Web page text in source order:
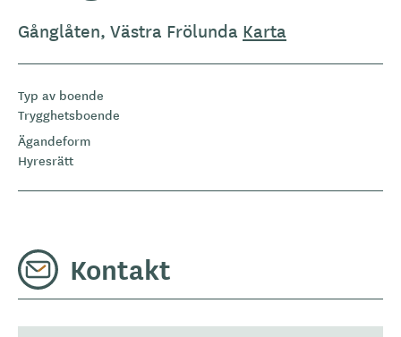
Gånglåten, Västra Frölunda Karta
Typ av boende
Trygghetsboende
Ägandeform
Hyresrätt
Kontakt